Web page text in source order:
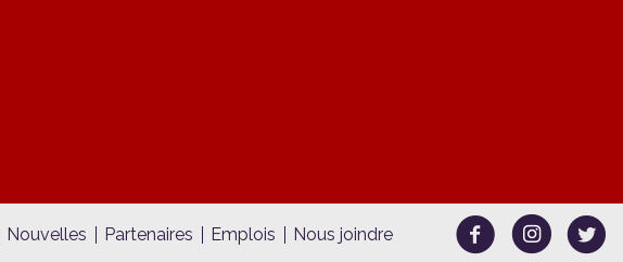
Nouvelles Partenaires Emplois Nous joindre